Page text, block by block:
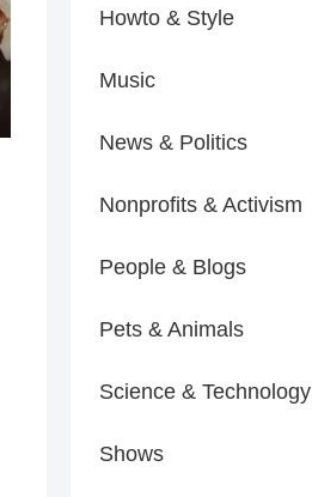
Howto & Style
Music
News & Politics
Nonprofits & Activism
People & Blogs
Pets & Animals
Science & Technology
Shows